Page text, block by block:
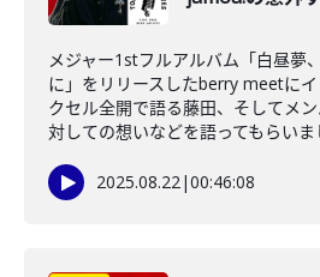
メジャー1stフルアルバム「白昼夢
に」をリリースしたberry meetに
クセル全開で語る藤田、そしてメ
対しての想いなどを語ってもらいま
2025.08.22|00:46:08